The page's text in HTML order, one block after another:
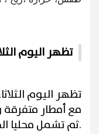
تظهر اليوم
تظهر اليوم
مع أمطار متفرقة
ثم تشمل محليا الجهات الشرقية.